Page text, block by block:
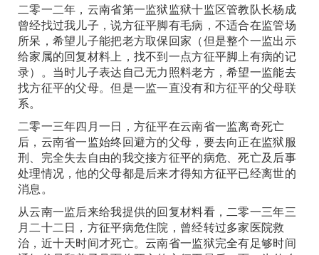
二零一二年，云南省第一监狱监狱十监区管教队长杨成
曾经找过我儿子，说方征平脚有毛病，不适合在监管场
所呆，希望儿子能把老方取保回家（但是整个一监出示
给家属的回复材料上，找不到一点方征平脚上有病的记
录）。当时儿子表达自己无力照料老方，希望一监能去
找方征平的父母。但是一监一直没有和方征平的父母联
系。
二零一三年四月一日，方征平在云南省一监离奇死亡
后，云南省一监始终回避方的父母，要去向正在监狱服
刑、完全失去自由的我交接方征平的病危、死亡及后事
处理情况，他的父母都是后来才得知方征平已经离世的
消息。
从云南一监后来给我提供的回复材料看，二零一三年三
月二十二日，方征平病危住院，曾经转过多家医院救
治，近十天时间才死亡。云南省一监狱完全有足够时间